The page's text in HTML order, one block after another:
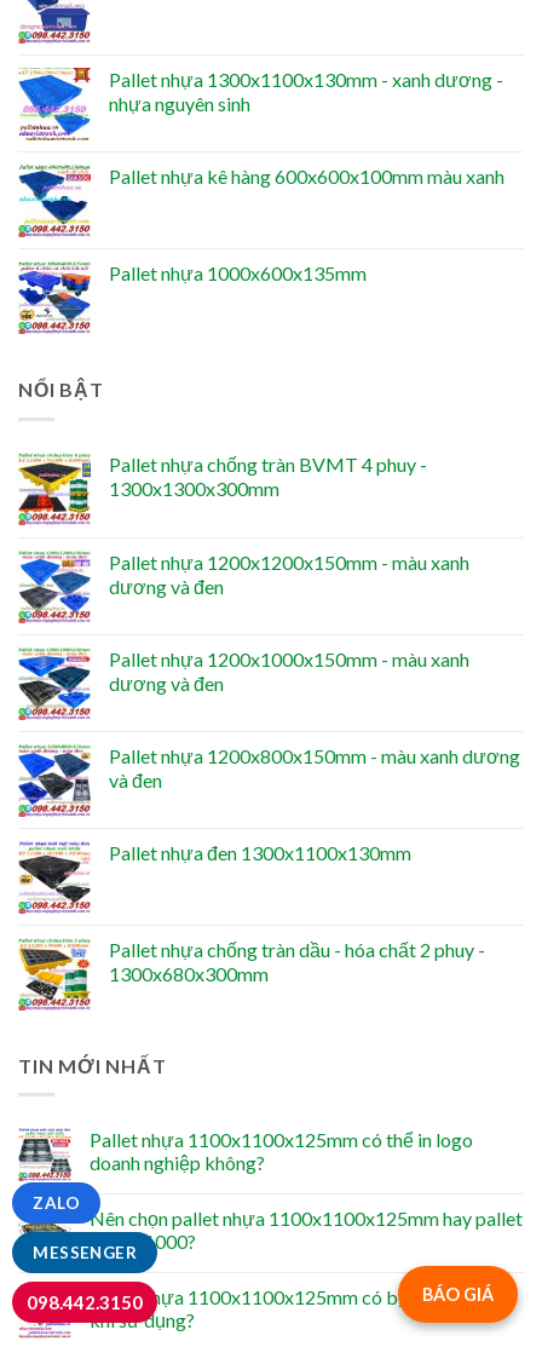
Pallet nhựa 1300x1100x130mm - xanh dương -
nhựa nguyên sinh
Pallet nhựa kê hàng 600x600x100mm màu xanh
Pallet nhựa 1000x600x135mm
NỔI BẬT
Pallet nhựa chống tràn BVMT 4 phuy -
1300x1300x300mm
Pallet nhựa 1200x1200x150mm - màu xanh
dương và đen
Pallet nhựa 1200x1000x150mm - màu xanh
dương và đen
Pallet nhựa 1200x800x150mm - màu xanh dương
và đen
Pallet nhựa đen 1300x1100x130mm
Pallet nhựa chống tràn dầu - hóa chất 2 phuy -
1300x680x300mm
TIN MỚI NHẤT
Pallet nhựa 1100x1100x125mm có thể in logo
doanh nghiệp không?
Nên chọn pallet nhựa 1100x1100x125mm hay pallet
1200×1000?
Pallet nhựa 1100x1100x125mm có bị trơn trượt
khi sử dụng?
BÁO GIÁ
MESSENGER
ZALO
098.442.3150